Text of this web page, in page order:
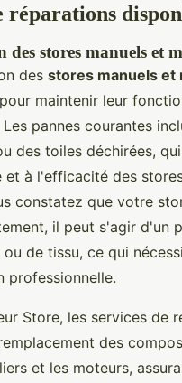
réparations
des stores manuels et
des stores manuels et
maintenir leur
pannes courantes
des toiles déchirées,
et à l'efficacité des
constatez que votre
il peut s'agir d'un
ou de tissu, ce qui
professionnelle.
Store, les services de
des
et les moteurs,